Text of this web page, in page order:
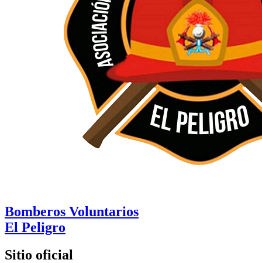
Bomberos Voluntarios
El Peligro
Sitio oficial